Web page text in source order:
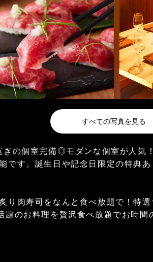
すべての写真を見る
ぎの個室完備◎モダンな個室が人
です。誕生日や記念日限定の特典
り肉寿司をなんと食べ放題で！特
題のお料理を贅沢食べ放題でお時